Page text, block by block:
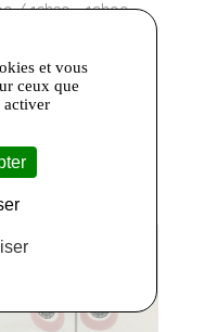
/ 13h30 - 19h00
et vous
ceux que
activer